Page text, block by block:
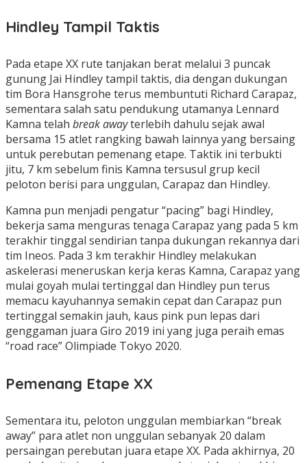
Hindley Tampil Taktis
Pada etape XX rute tanjakan berat melalui 3 puncak
gunung Jai Hindley tampil taktis, dia dengan dukungan
tim Bora Hansgrohe terus membuntuti Richard Carapaz,
sementara salah satu pendukung utamanya Lennard
Kamna telah break awayterlebih dahulu sejak awal
bersama 15 atlet rangking bawah lainnya yang bersaing
untuk perebutan pemenang etape. Taktik ini terbukti
jitu, 7 km sebelum finis Kamna tersusul grup kecil
peloton berisi para unggulan, Carapaz dan Hindley.
Kamna pun menjadi pengatur “pacing” bagi Hindley,
bekerja sama menguras tenaga Carapaz yang pada 5 km
terakhir tinggal sendirian tanpa dukungan rekannya dari
tim Ineos. Pada 3 km terakhir Hindley melakukan
askelerasi meneruskan kerja keras Kamna, Carapaz yang
mulai goyah mulai tertinggal dan Hindley pun terus
memacu kayuhannya semakin cepat dan Carapaz pun
tertinggal semakin jauh, kaus pink pun lepas dari
genggaman juara Giro 2019 ini yang juga peraih emas
“road race” Olimpiade Tokyo 2020.
Pemenang Etape XX
Sementara itu, peloton unggulan membiarkan “break
away” para atlet non unggulan sebanyak 20 dalam
persaingan perebutan juara etape XX. Pada akhirnya, 20